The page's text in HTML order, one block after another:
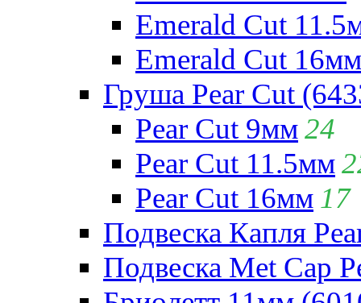
Emerald Cut
Emerald Cut 16мм
Груша Pear Cut
Pear Cut 9мм24
Pear Cut 11.5мм
Pear Cut 16мм 17
Подвеска Капля
Подвеска Met Cap